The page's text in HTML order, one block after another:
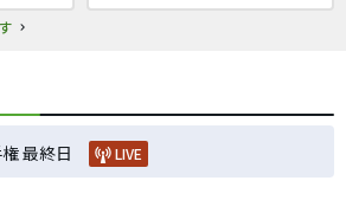
最終日 LIVE